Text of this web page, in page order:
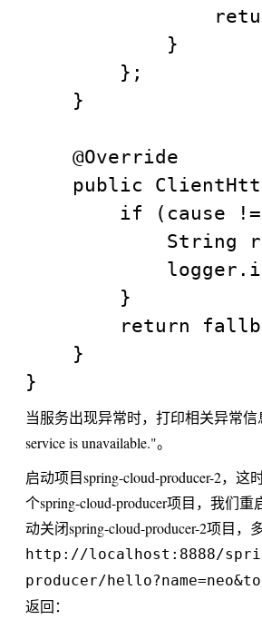
            }
        };
    }
    @Override
public
if (cause
String
        }
return
    }
当服务出现异常时，打印相关异常
service is unavailable."。
启动项目spring-cloud-producer-2，这
个spring-cloud-producer项目，我们
动关闭spring-cloud-producer-2项目，
http://localhost:8888/
producer/
返回：